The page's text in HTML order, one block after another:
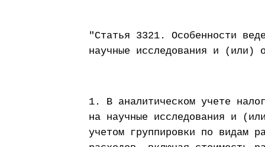
"Статья 3321. Особенности
научные исследования и (или)
1. В аналитическом учете
на научные исследования и
учетом группировки по видам